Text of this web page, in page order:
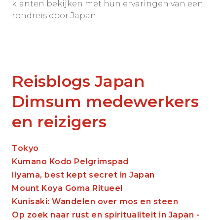
klanten bekijken met hun ervaringen van een
rondreis door Japan.
Reisblogs Japan
Dimsum medewerkers
en reizigers
Tokyo
Kumano Kodo Pelgrimspad
Iiyama, best kept secret in Japan
Mount Koya Goma Ritueel
Kunisaki: Wandelen over mos en steen
Op zoek naar rust en spiritualiteit in Japan -